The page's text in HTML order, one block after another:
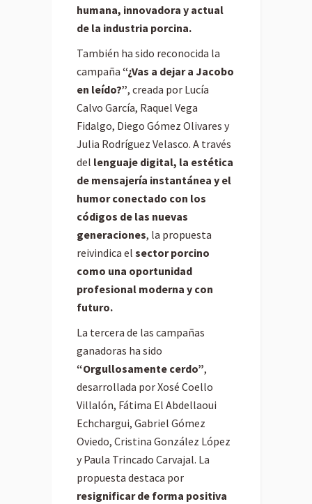
humana, innovadora y actual
de la industria porcina.
También ha sido reconocida la
campaña “¿Vas a dejar a Jacobo
en leído?”, creada por Lucía
Calvo García, Raquel Vega
Fidalgo, Diego Gómez Olivares y
Julia Rodríguez Velasco. A través
del lenguaje digital, la estética
de mensajería instantánea y el
humor conectado con los
códigos de las nuevas
generaciones, la propuesta
reivindica el sector porcino
como una oportunidad
profesional moderna y con
futuro.
La tercera de las campañas
ganadoras ha sido
“Orgullosamente cerdo”,
desarrollada por Xosé Coello
Villalón, Fátima El Abdellaoui
Echchargui, Gabriel Gómez
Oviedo, Cristina González López
y Paula Trincado Carvajal. La
propuesta destaca por
resignificar de forma positiva